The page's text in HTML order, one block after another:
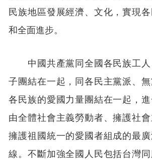
民族地區發展經濟、文化，實現
和全面進步。
中國共產黨同全國各民族工人
子團結在一起，同各民主黨派、無
各民族的愛國力量團結在一起，
由全體社會主義勞動者、擁護社會
擁護祖國統一的愛國者組成的最
線。不斷加強全國人民包括台灣